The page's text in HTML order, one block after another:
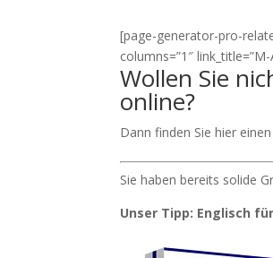
[page-generator-pro-
columns=”1″
Wollen Sie
online?
Dann finden Sie hier einen
Sie haben bereits solide
Unser Tipp: Englisch